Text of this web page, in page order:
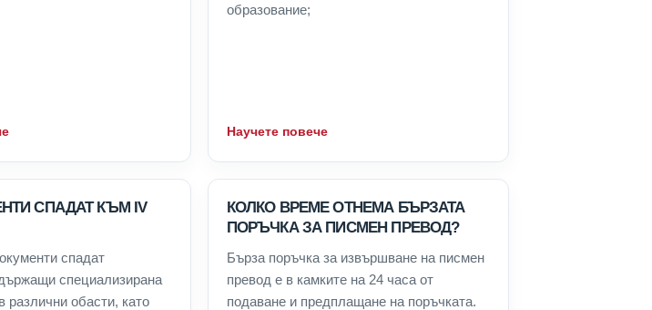
образование;
Научете повече
СПАДАТ КЪМ IV
спадат
специализирана
различни обасти, като
КОЛКО ВРЕМЕ ОТНЕМА БЪРЗАТА
ПОРЪЧКА ЗА ПИСМЕН ПРЕВОД?
Бърза поръчка за извършване на писмен
превод е в камките на 24 часа от
подаване и предплащане на поръчката.